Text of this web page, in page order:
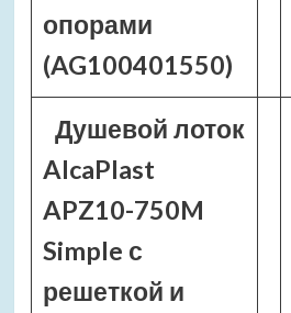
опорами
(AG100401550)
Душевой лоток
AlcaPlast
APZ10-750M
Simple с
решеткой и